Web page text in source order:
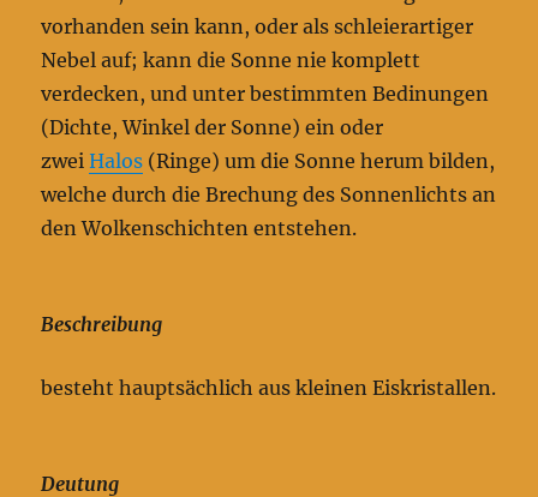
vorhanden sein kann, oder als schleierartiger
Nebel auf; kann die Sonne nie komplett
verdecken, und unter bestimmten Bedinungen
(Dichte, Winkel der Sonne) ein oder
zweiHalos (Ringe) um die Sonne herum bilden,
welche durch die Brechung des Sonnenlichts an
den Wolkenschichten entstehen.
Beschreibung
besteht hauptsächlich aus kleinen Eiskristallen.
Deutung